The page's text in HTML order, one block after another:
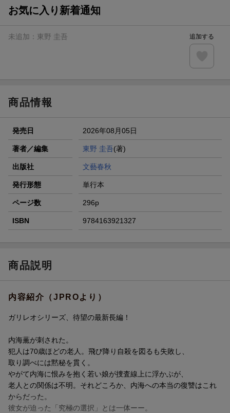
が当たる！
楽天モバイル紹介キャンペーンの拡散で300円OFFクーポン
条件達成で楽天限定・宝塚歌劇 宙組貸切公演ペアチケット
お気に入り新着通知
未追加： 東野 圭吾 追加する
商品情報
発売日 2026年08月05日
著者／編集 東野 圭吾(著)
出版社 文藝春秋
発行形態 単行本
ページ数 296p
ISBN 9784163921327
商品説明
内容紹介（JPROより）
ガリレオシリーズ、待望の最新長編！
内海薫が刺された。
犯人は70歳ほどの老人。飛び降り自殺を図るも失敗し、
取り調べには黙秘を貫く。
やがて内海に恨みを抱く若い娘が捜査線上に浮かぶが、
老人との関係は不明。それどころか、内海への本当の復讐はこれ
からだった。
彼女が迫った「究極の選択」とは一体ーー。